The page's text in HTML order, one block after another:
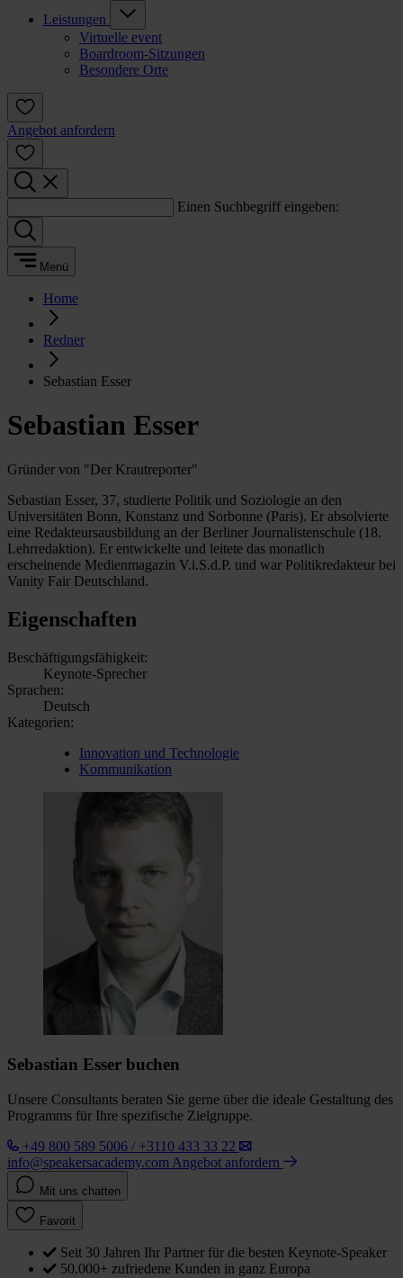
Leistungen
Virtuelle event
Boardroom-Sitzungen
Besondere Orte
Angebot anfordern
Einen Suchbegriff eingeben:
Menü
Home
Redner
Sebastian Esser
Sebastian Esser
Gründer von "Der Krautreporter"
Sebastian Esser, 37, studierte Politik und Soziologie an den
Universitäten Bonn, Konstanz und Sorbonne (Paris). Er absolvierte
eine Redakteursausbildung an der Berliner Journalistenschule (18.
Lehrredaktion). Er entwickelte und leitete das monatlich
erscheinende Medienmagazin V.i.S.d.P. und war Politikredakteur bei
Vanity Fair Deutschland.
Eigenschaften
Beschäftigungsfähigkeit:
Keynote-Sprecher
Sprachen:
Deutsch
Kategorien:
Innovation und Technologie
Kommunikation
Sebastian Esser buchen
Unsere Consultants beraten Sie gerne über die ideale Gestaltung des
Programms für Ihre spezifische Zielgruppe.
+49 800 589 5006 / +3110 433 33 22
info@speakersacademy.com Angebot anfordern
Mit uns chatten
Favorit
Seit 30 Jahren Ihr Partner für die besten Keynote-Speaker
50.000+ zufriedene Kunden in ganz Europa